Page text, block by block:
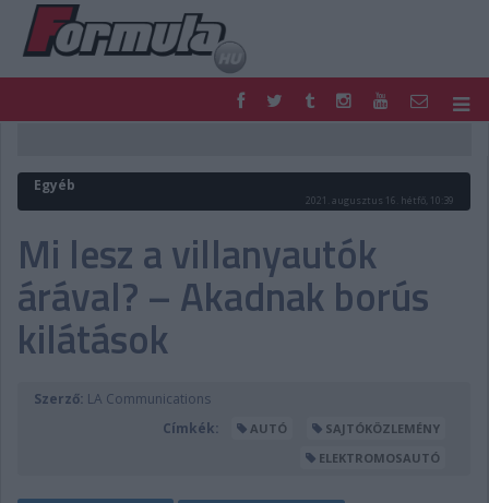
FORMULA
MOTOR
PODCAST
SHOP
LIVE
TIPPJÁTÉK
DIGITÁLIS MAGAZIN
PONTÁLLÁSOK
VERSENYNAPTÁRAK
Egyéb
2021. augusztus 16. hétfő, 10:39
Mi lesz a villanyautók
árával? – Akadnak borús
kilátások
Szerző: LA Communications
Címkék:
AUTÓ
SAJTÓKÖZLEMÉNY
ELEKTROMOSAUTÓ